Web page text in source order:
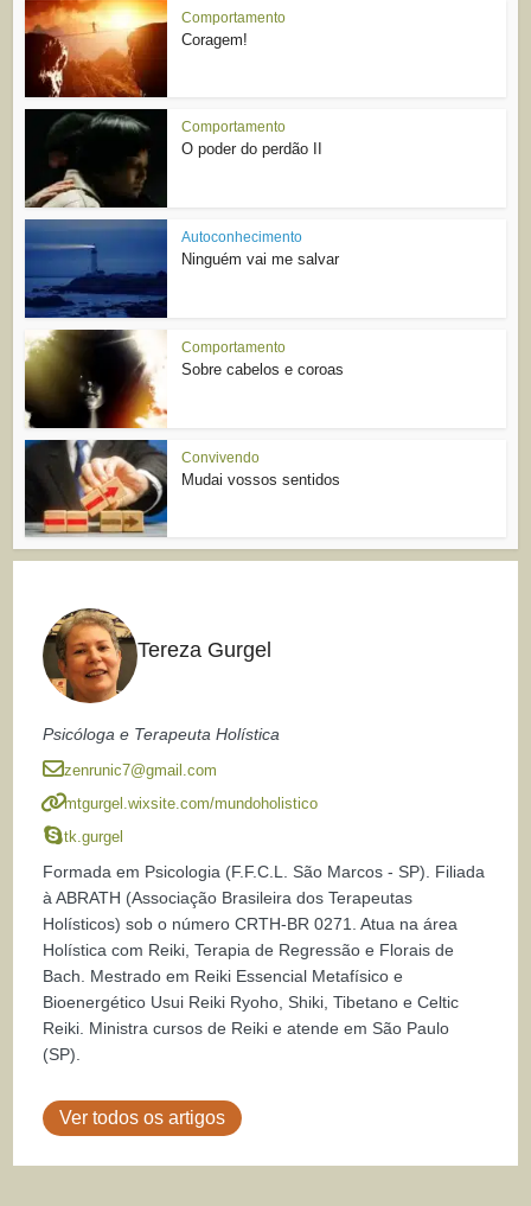
Comportamento
Coragem!
Comportamento
O poder do perdão II
Autoconhecimento
Ninguém vai me salvar
Comportamento
Sobre cabelos e coroas
Convivendo
Mudai vossos sentidos
Tereza Gurgel
Psicóloga e Terapeuta Holística
zenrunic7@gmail.com
mtgurgel.wixsite.com/mundoholistico
tk.gurgel
Formada em Psicologia (F.F.C.L. São Marcos - SP). Filiada
à ABRATH (Associação Brasileira dos Terapeutas
Holísticos) sob o número CRTH-BR 0271. Atua na área
Holística com Reiki, Terapia de Regressão e Florais de
Bach. Mestrado em Reiki Essencial Metafísico e
Bioenergético Usui Reiki Ryoho, Shiki, Tibetano e Celtic
Reiki. Ministra cursos de Reiki e atende em São Paulo
(SP).
Ver todos os artigos